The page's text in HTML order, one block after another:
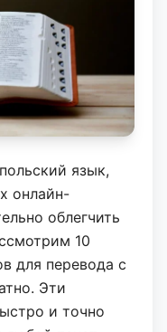
язык,
онлайн-
облегчить
10
для перевода с
Эти
и точно